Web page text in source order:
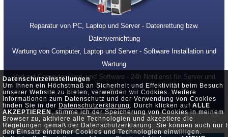
Datenschutzeinstellungen
Um Ihnen ein Höchstmaß an Sicherheit und Effektivität beim Besuch
unserer Website zu bieten, verwenden wir Cookies. Weitere
Informationen zum Datenschutz und der Verwendung von Cookies
finden Sie in der Datenschutzerklärung . Durch klicken auf ALLE
AKZEPTIEREN, stimme ich der Speicherung von Cookies in meinem
Browser zu, aktiviere alle Technologien und akzeptiere die
Regelungen gemäß der Datenschutzerklärung. Sie können auch nur
den Einsatz einzelner Cookies und Technologien einwilligen.
Reparatur von PC, Laptop und Server - Datenrettung bzw.
Datenvernichtung
Wartung von Computer, Laptop und Server - Software Installation und
Wartung
Verkauf Computer Hard- und Software - 24h Notdienst für Server und
PC